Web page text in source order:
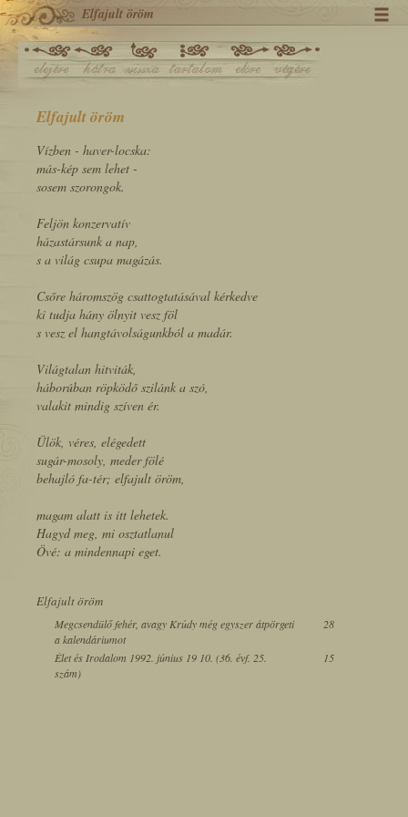
Elfajult öröm
Elfajult öröm
Vízben - haver-locska:
más-kép sem lehet -
sosem szorongok.
Feljön konzervatív
házastársunk a nap,
s a világ csupa magázás.
Csőre háromszög csattogtatásával kérkedve
ki tudja hány ölnyit vesz föl
s vesz el hangtávolságunkból a madár.
Világtalan hitviták,
háborúban röpködő szilánk a szó,
valakit mindig szíven ér.
Ülök, véres, elégedett
sugár-mosoly, meder fölé
behajló fa-tér; elfajult öröm,
magam alatt is itt lehetek.
Hagyd meg, mi osztatlanul
Övé: a mindennapi eget.
Elfajult öröm
Megcsendülő fehér, avagy Krúdy még egyszer átpörgeti
a kalendáriumot
28
Élet és Irodalom 1992. június 19 10. (36. évf. 25.
szám)
15